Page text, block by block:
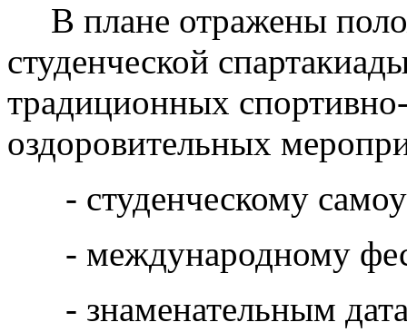
В плане отражены
студенческой
традиционных
оздоровительных
- студенческому
- международному
- знаменательным